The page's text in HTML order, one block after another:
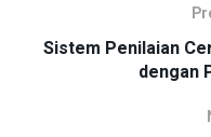
Sistem Penilaian
dengan